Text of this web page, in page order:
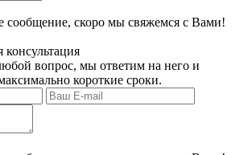
скоро мы свяжемся с Вами!
консультация
вопрос, мы ответим на него и
короткие сроки.